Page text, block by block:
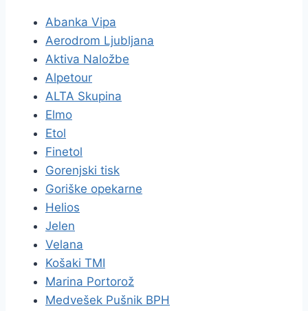
Abanka Vipa
Aerodrom Ljubljana
Aktiva Naložbe
Alpetour
ALTA Skupina
Elmo
Etol
Finetol
Gorenjski tisk
Goriške opekarne
Helios
Jelen
Velana
Košaki TMI
Marina Portorož
Medvešek Pušnik BPH